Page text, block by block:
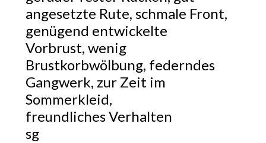
angesetzte Rute, schmale Front,
genügend entwickelte
Vorbrust, wenig
Brustkorbwölbung, federndes
Gangwerk, zur Zeit im
Sommerkleid,
freundliches Verhalten
sg